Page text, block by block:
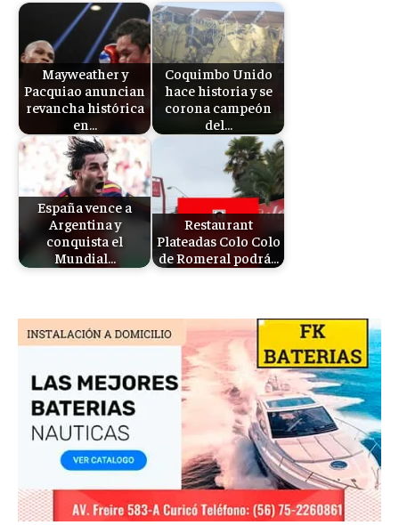
Mayweather y
Pacquiao anuncian
revancha histórica
en…
Coquimbo Unido
hace historia y se
corona campeón
del…
España vence a
Argentina y
conquista el
Mundial…
Restaurant
Plateadas Colo Colo
de Romeral podrá…